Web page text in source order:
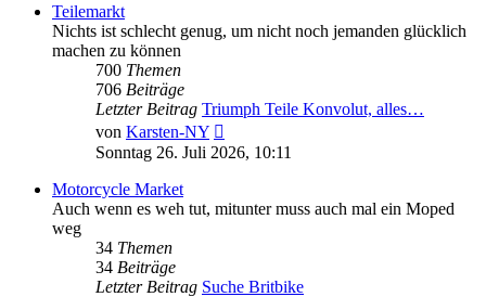
Teilemarkt
Nichts ist schlecht genug, um nicht noch jemanden glücklich
machen zu können
700 Themen
706 Beiträge
Letzter Beitrag Triumph Teile Konvolut, alles…
von Karsten-NY
Beitrag
Sonntag 26. Juli 2026, 10:11
Motorcycle Market
Auch wenn es weh tut, mitunter muss auch mal ein Moped
weg
34 Themen
34 Beiträge
Letzter Beitrag Suche Britbike